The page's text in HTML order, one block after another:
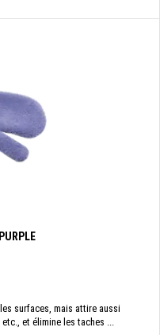
surfaces, mais attire aussi
et élimine les taches ...